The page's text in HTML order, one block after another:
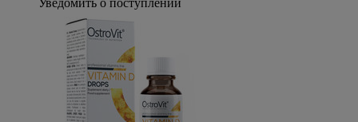
Уведомить о поступлении